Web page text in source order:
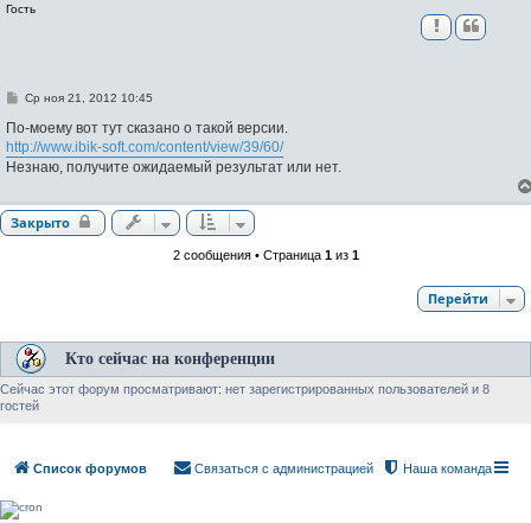
Гость
С
о
б
щ
е
е
Ср ноя 21, 2012 10:45
По-моему вот тут сказано о такой версии.
http://www.ibik-soft.com/content/view/39/60/
Незнаю, получите ожидаемый результат или нет.
Закрыто
2 сообщения • Страница 1из 1
Перейти
Кто сейчас на конференции
Сейчас этот форум просматривают: нет зарегистрированных пользователей и 8
гостей
Список форумов Наша команда
Связаться с администрацией